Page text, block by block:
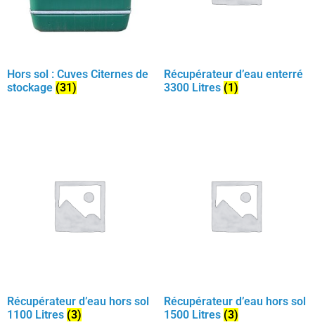
Hors sol : Cuves Citernes de
stockage (31)
Récupérateur d’eau enterré
3300 Litres (1)
Récupérateur d’eau hors sol
1100 Litres (3)
Récupérateur d’eau hors sol
1500 Litres (3)